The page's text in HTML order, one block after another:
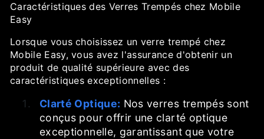
Caractéristiques des Verres Trempés chez Mobile
Easy
Lorsque vous choisissez un verre trempé chez
Mobile Easy, vous avez l'assurance d'obtenir un
produit de qualité supérieure avec des
caractéristiques exceptionnelles :
Clarté Optique: Nos verres trempés sont
conçus pour offrir une clarté optique
exceptionnelle, garantissant que votre